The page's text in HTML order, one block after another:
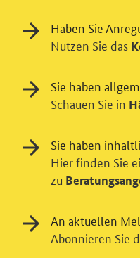
Haben Sie
Nutzen Sie das
Sie haben
Schauen Sie in
Sie haben
Hier finden Sie
zu
An aktuellen
Abonnieren Sie